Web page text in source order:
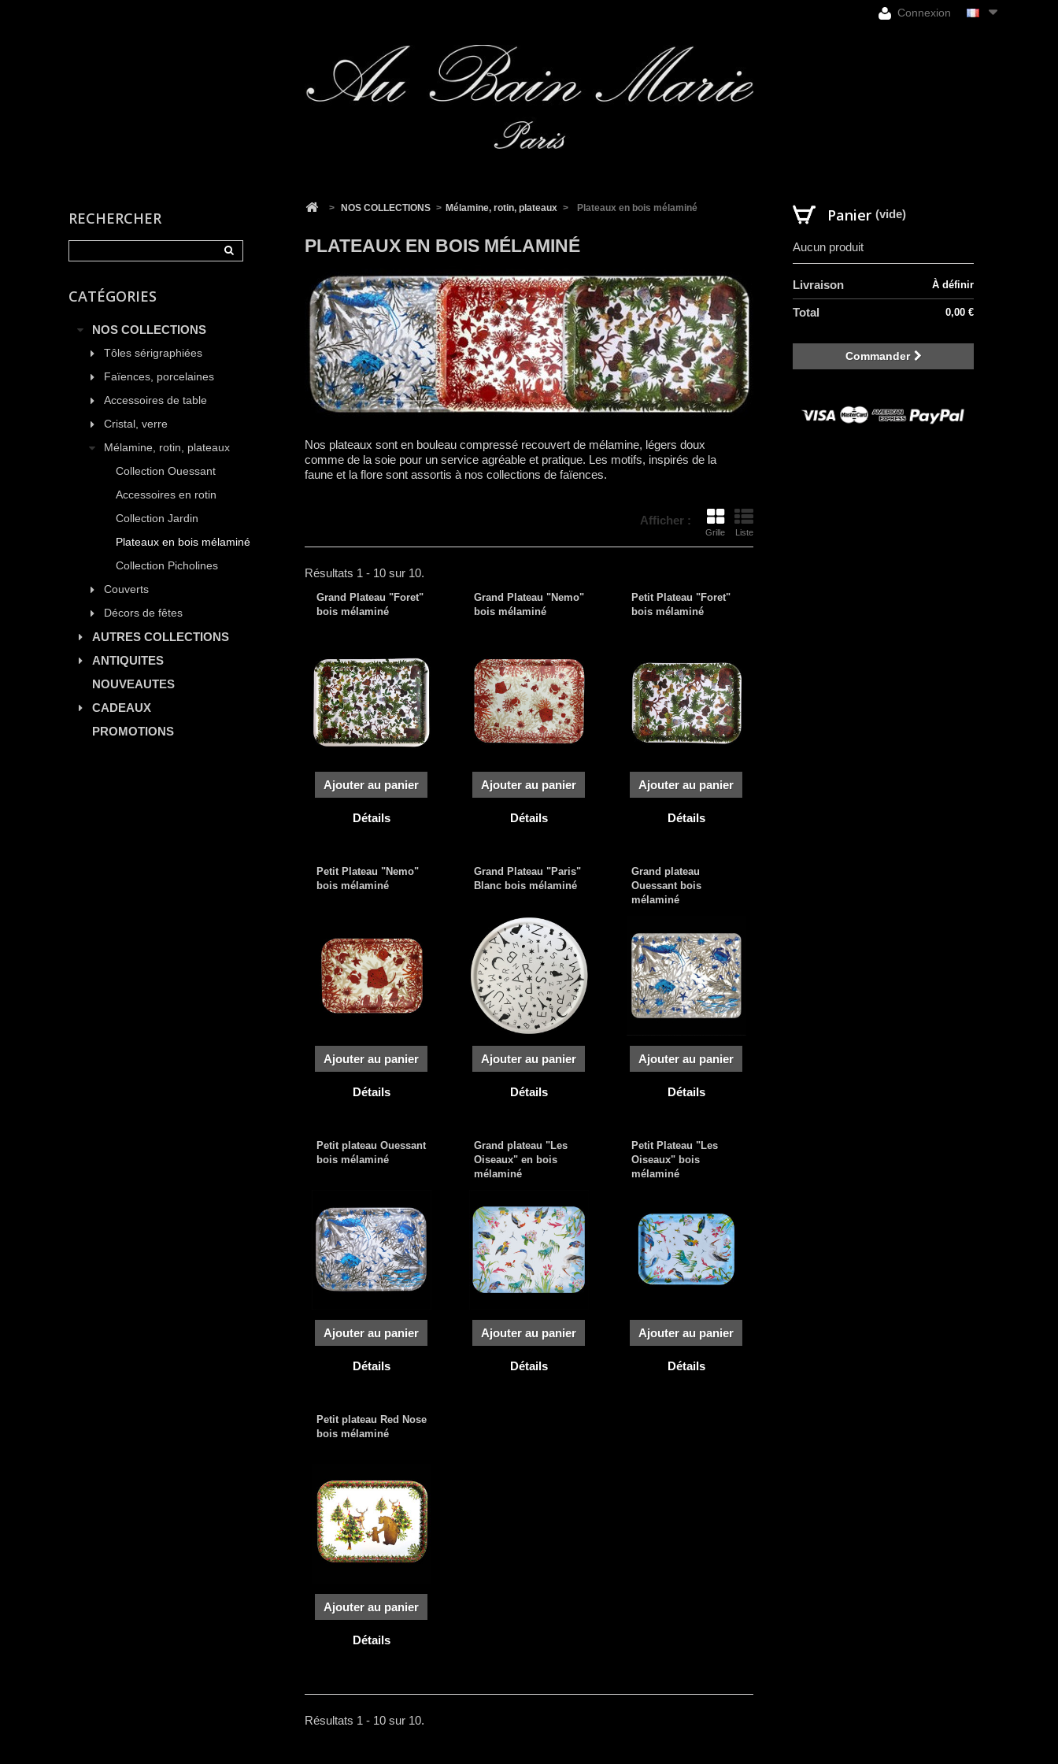
Connexion
RECHERCHER
CATÉGORIES
NOS COLLECTIONS
Tôles sérigraphiées
Faïences, porcelaines
Accessoires de table
Cristal, verre
Mélamine, rotin, plateaux
Collection Ouessant
Accessoires en rotin
Collection Jardin
Plateaux en bois mélaminé
Collection Picholines
Couverts
Décors de fêtes
AUTRES COLLECTIONS
ANTIQUITES
NOUVEAUTES
CADEAUX
PROMOTIONS
> NOS COLLECTIONS > Mélamine, rotin, plateaux > Plateaux en bois mélaminé
PLATEAUX EN BOIS MÉLAMINÉ
Nos plateaux sont en bouleau compressé recouvert de mélamine, légers doux
comme de la soie pour un service agréable et pratique. Les motifs, inspirés de la
faune et la flore sont assortis à nos collections de faïences.
Afficher :
Grille Liste
Résultats 1 - 10 sur 10.
Grand Plateau "Foret"
bois mélaminé
Ajouter au panier
Détails
Grand Plateau "Nemo"
bois mélaminé
Ajouter au panier
Détails
Petit Plateau "Foret"
bois mélaminé
Ajouter au panier
Détails
Petit Plateau "Nemo"
bois mélaminé
Ajouter au panier
Détails
Grand Plateau "Paris"
Blanc bois mélaminé
Ajouter au panier
Détails
Grand plateau
Ouessant bois
mélaminé
Ajouter au panier
Détails
Petit plateau Ouessant
bois mélaminé
Ajouter au panier
Détails
Grand plateau "Les
Oiseaux" en bois
mélaminé
Ajouter au panier
Détails
Petit Plateau "Les
Oiseaux" bois
mélaminé
Ajouter au panier
Détails
Petit plateau Red Nose
bois mélaminé
Ajouter au panier
Détails
Résultats 1 - 10 sur 10.
Panier (vide)
Aucun produit
À définir
Livraison
0,00 €
Total
Commander